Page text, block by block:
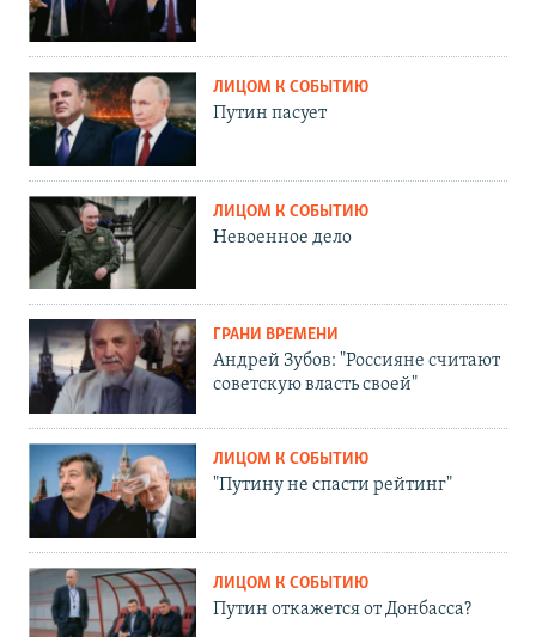
ЛИЦОМ К СОБЫТИЮ
Путин пасует
ЛИЦОМ К СОБЫТИЮ
Невоенное дело
ГРАНИ ВРЕМЕНИ
Андрей Зубов: "Россияне считают
советскую власть своей"
ЛИЦОМ К СОБЫТИЮ
"Путину не спасти рейтинг"
ЛИЦОМ К СОБЫТИЮ
Путин откажется от Донбасса?